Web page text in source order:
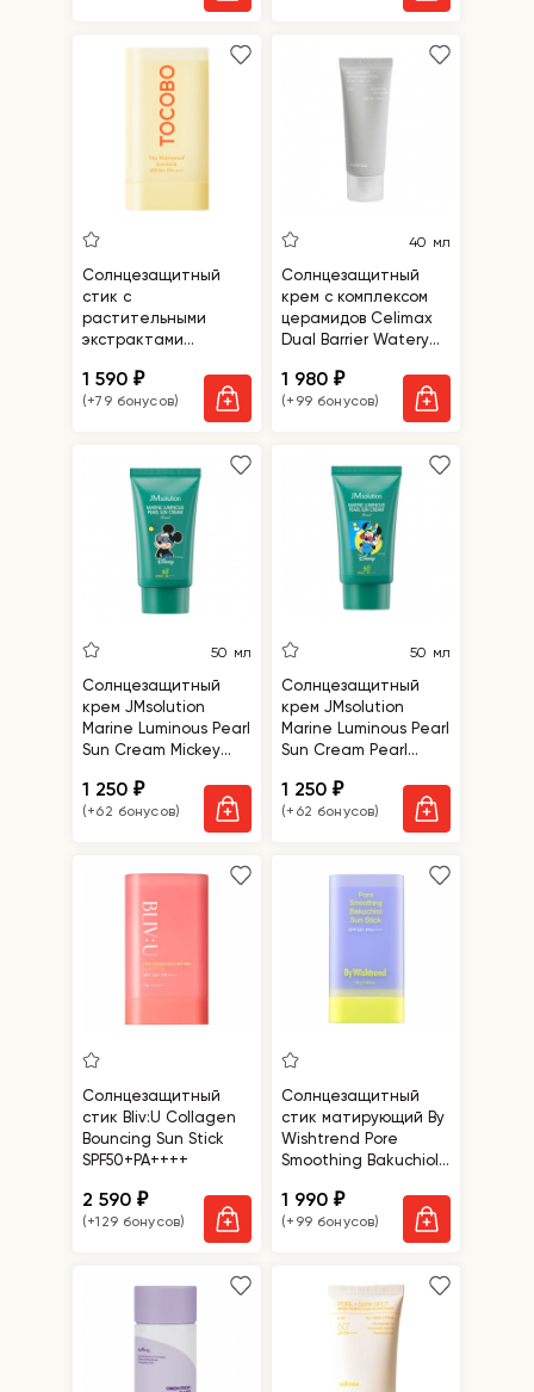
Солнцезащитный
стик с
растительными
экстрактами
Vita Waterproof Sun
Stick SPF50+ PA++++
1 590₽
(+79 бонусов)
40 мл
Солнцезащитный
крем с комплексом
церамидов Celimax
Dual Barrier Watery
SPF50+PA++++
1 980₽
(+99 бонусов)
50 мл
Солнцезащитный
крем JMsolution
Marine Luminous Pearl
Sun Cream Mickey
1 250₽
(+62 бонусов)
50 мл
Солнцезащитный
крем JMsolution
Marine Luminous Pearl
Sun Cream Pearl
PA++++
1 250₽
(+62 бонусов)
Солнцезащитный
стик Bliv:U Collagen
Bouncing Sun Stick
SPF50+PA++++
2 590₽
(+129 бонусов)
Солнцезащитный
стик матирующий By
Wishtrend Pore
Smoothing Bakuchiol
PA++++
1 990₽
(+99 бонусов)